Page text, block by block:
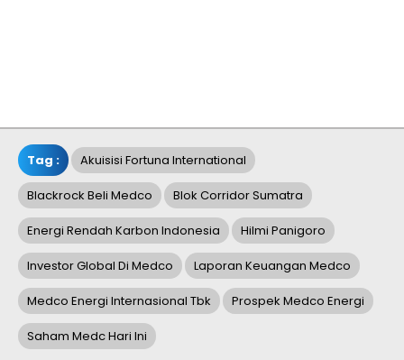
Tag : Akuisisi Fortuna International
Blackrock Beli Medco Blok Corridor Sumatra
Energi Rendah Karbon Indonesia Hilmi Panigoro
Investor Global Di Medco Laporan Keuangan Medco
Medco Energi Internasional Tbk Prospek Medco Energi
Saham Medc Hari Ini